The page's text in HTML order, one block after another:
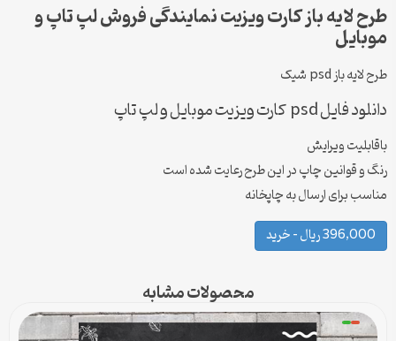
طرح لایه باز کارت ویزیت نمایندگی فروش لپ تاپ و
موبایل
طرح لایه باز psd شیک
دانلود فایل psd کارت ویزیت موبایل و لپ تاپ
باقابلیت ویرایش
رنگ و قوانین چاپ در این طرح رعایت شده است
مناسب برای ارسال به چاپخانه
396,000 ریال – خرید
محصولات مشابه